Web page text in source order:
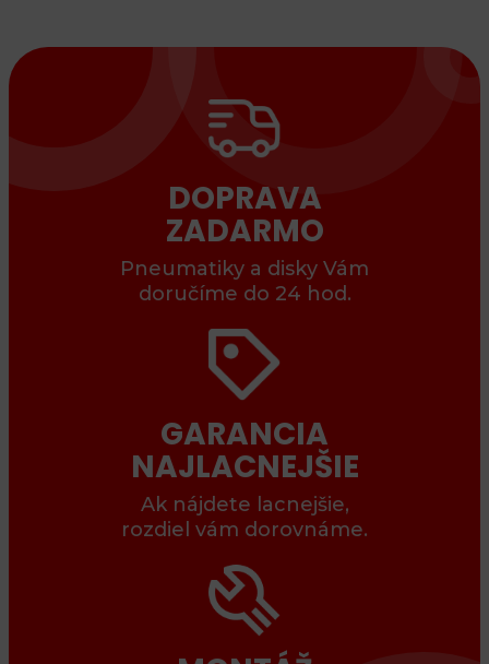
DOPRAVA
ZADARMO
Pneumatiky a disky Vám
doručíme do 24 hod.
GARANCIA
NAJLACNEJŠIE
Ak nájdete lacnejšie,
rozdiel vám dorovnáme.